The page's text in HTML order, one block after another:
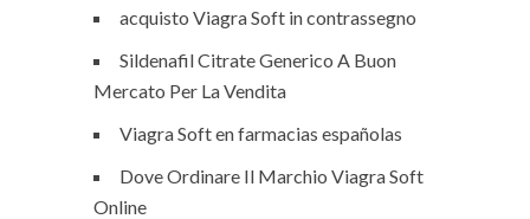
acquisto Viagra Soft in contrassegno
Sildenafil Citrate Generico A Buon
Mercato Per La Vendita
Viagra Soft en farmacias españolas
Dove Ordinare Il Marchio Viagra Soft
Online